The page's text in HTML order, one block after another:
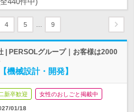
4 5 9
| PERSOLグループ｜お客様は2000
械設計・開発】
新卒歓迎 女性のおしごと掲載中
01/18